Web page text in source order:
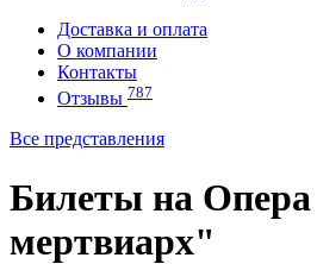
Доставка и оплата
О компании
Контакты
Отзывы 787
Все представления
Билеты на
мертвиарх"